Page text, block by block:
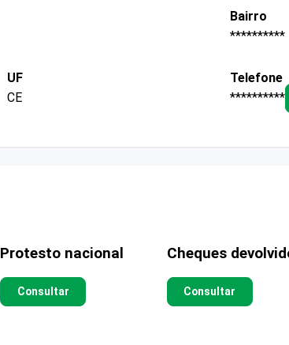
Bairro
**********
UF
CE
Telefone
**********
Protesto nacional
Consultar
Cheques
Consultar